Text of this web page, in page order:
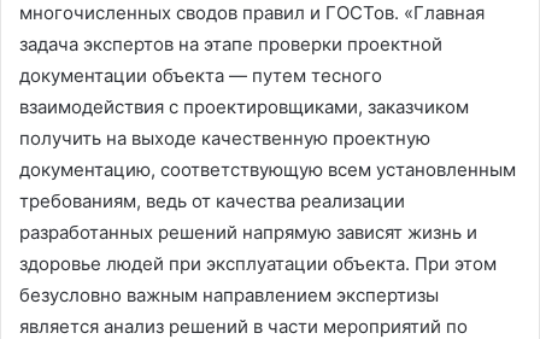
многочисленных сводов правил и ГОСТов. «Главная
задача экспертов на этапе проверки проектной
документации объекта — путем тесного
взаимодействия с проектировщиками, заказчиком
получить на выходе качественную проектную
документацию, соответствующую всем установленным
требованиям, ведь от качества реализации
разработанных решений напрямую зависят жизнь и
здоровье людей при эксплуатации объекта. При этом
безусловно важным направлением экспертизы
является анализ решений в части мероприятий по